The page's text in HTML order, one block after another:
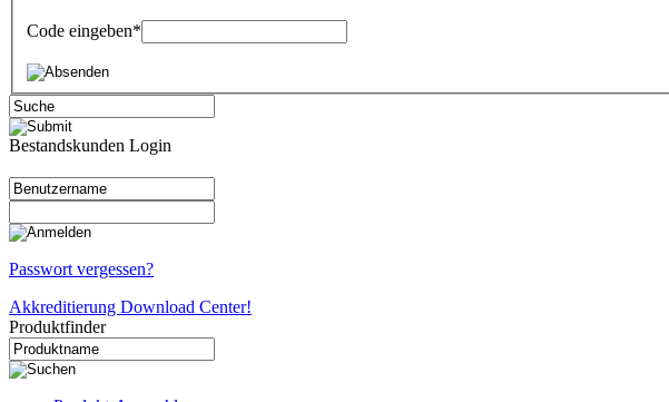
Code eingeben*
Bestandskunden Login
Passwort vergessen?
Akkreditierung Download Center!
Produktfinder